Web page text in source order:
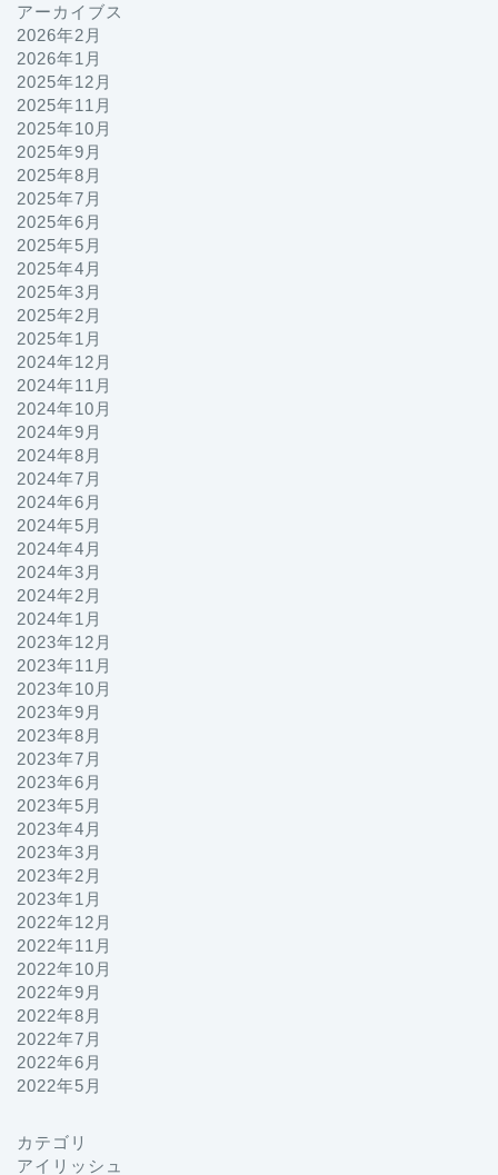
アーカイブス
2026年2月
2026年1月
2025年12月
2025年11月
2025年10月
2025年9月
2025年8月
2025年7月
2025年6月
2025年5月
2025年4月
2025年3月
2025年2月
2025年1月
2024年12月
2024年11月
2024年10月
2024年9月
2024年8月
2024年7月
2024年6月
2024年5月
2024年4月
2024年3月
2024年2月
2024年1月
2023年12月
2023年11月
2023年10月
2023年9月
2023年8月
2023年7月
2023年6月
2023年5月
2023年4月
2023年3月
2023年2月
2023年1月
2022年12月
2022年11月
2022年10月
2022年9月
2022年8月
2022年7月
2022年6月
2022年5月
カテゴリ
アイリッシュ